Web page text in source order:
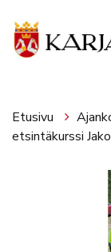
Etusivu
etsintäkurssi